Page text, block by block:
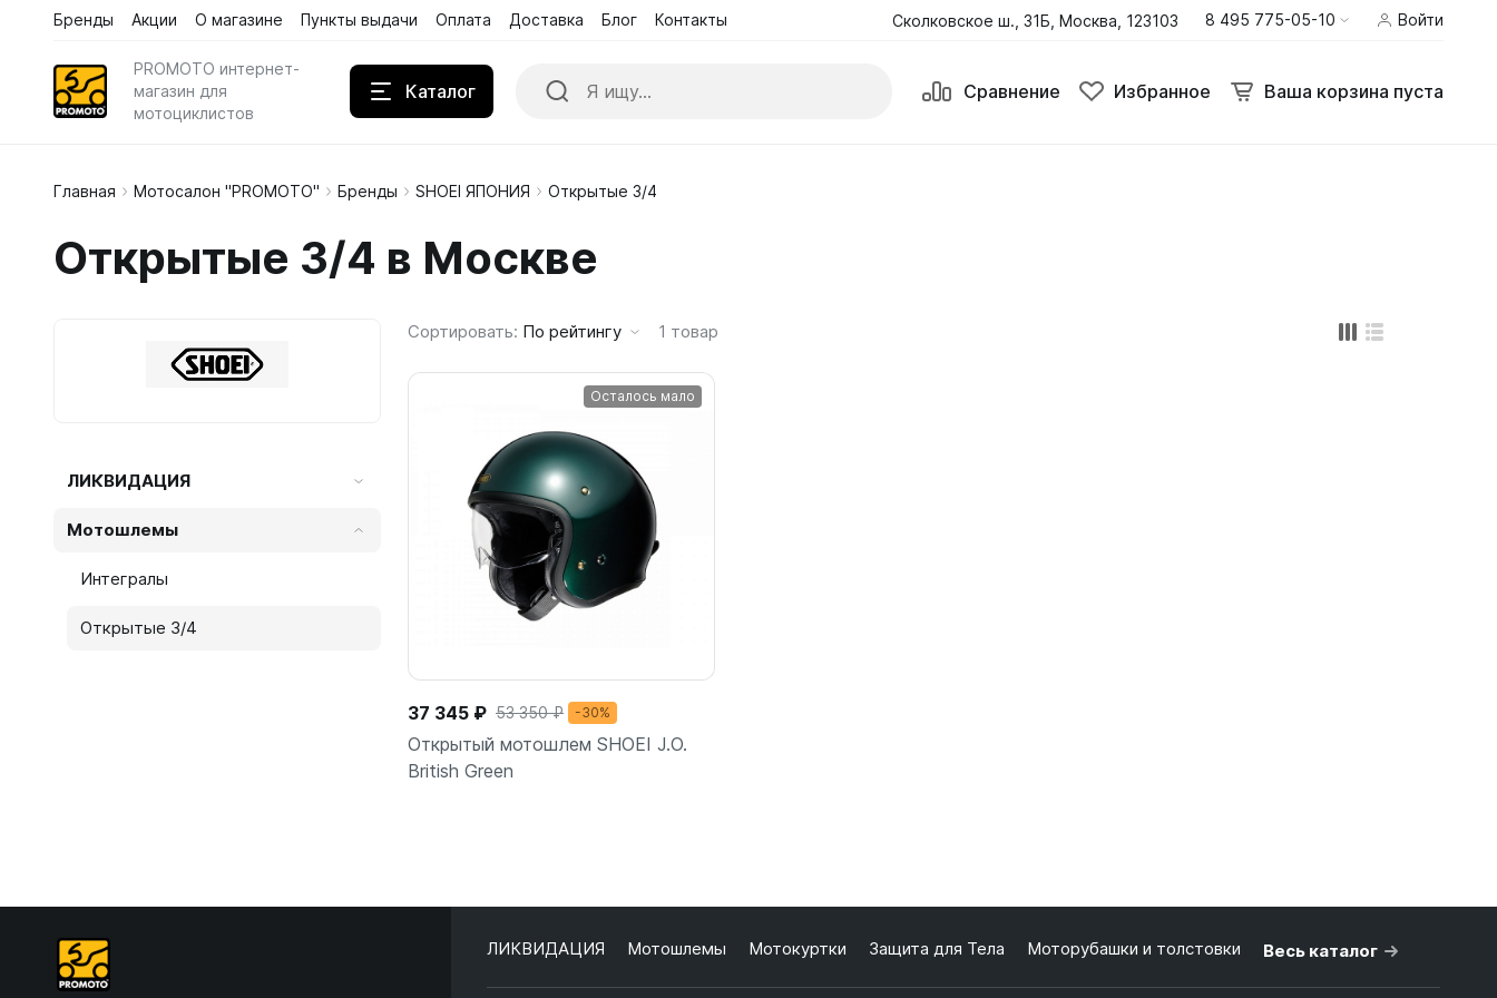
Бренды Акции О магазине Пункты выдачи Оплата Доставка Блог Контакты Сколковское ш., 31Б, Москва, 123103 8 495 775-05-10 Войти
PROMOTO интернет-
магазин для
мотоциклистов
Каталог Сравнение Избранное Ваша корзина пуста
Дождевики
Кожаные комбинезоны
Главная Мотосалон "PROMOTO" Бренды SHOEI ЯПОНИЯ Открытые 3/4
Открытые 3/4 в Москве
ЛИКВИДАЦИЯ
Мотошлемы
Интегралы
Открытые 3/4
Сортировать: По рейтингу 1 товар
Осталось мало
Подробнее
37 345 ₽ 53 350 ₽ -30%
Открытый мотошлем SHOEI J.O.
British Green
ЛИКВИДАЦИЯ Мотошлемы Мотокуртки Защита для Тела Моторубашки и толстовки Весь каталог